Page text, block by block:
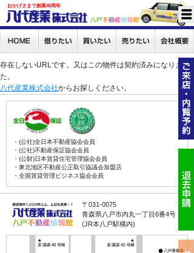
おかげさまで創業46周年
存在しないURLです。又はこの物件は契約済みになりまし
た。
八代産業株式会社からお探しください。
・(公社)全日本不動産協会会員
・(公社)不動産保証協会会員
・(公財)日本賃貸住宅管理協会会員
・東北地区不動産公正取引協議会加盟店
・全国賃貸管理ビジネス協会会員
〒031-0075
青森県八戸市内丸一丁目6番4号
(JR本八戸駅構内)